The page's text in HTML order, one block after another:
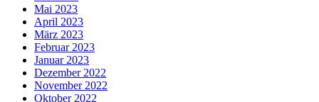
Mai 2023
April 2023
März 2023
Februar 2023
Januar 2023
Dezember 2022
November 2022
Oktober 2022